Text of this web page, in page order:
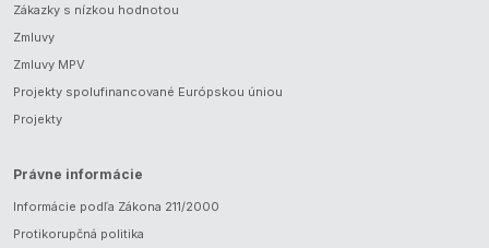
Zákazky s nízkou hodnotou
Zmluvy
Zmluvy MPV
Projekty spolufinancované Európskou úniou
Projekty
Právne informácie
Informácie podľa Zákona 211/2000
Protikorupčná politika